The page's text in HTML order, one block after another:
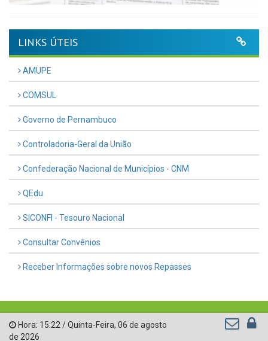
LINKS ÚTEIS
AMUPE
COMSUL
Governo de Pernambuco
Controladoria-Geral da União
Confederação Nacional de Municípios - CNM
QEdu
SICONFI - Tesouro Nacional
Consultar Convênios
Receber Informações sobre novos Repasses
Hora: 15:22/Quinta-Feira, 06 de agosto
de 2026